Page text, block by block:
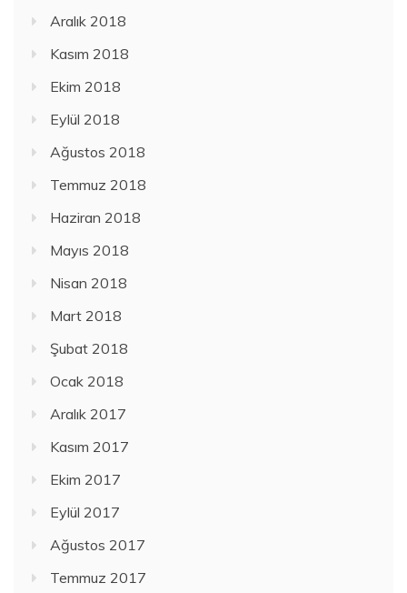
Aralık 2018
Kasım 2018
Ekim 2018
Eylül 2018
Ağustos 2018
Temmuz 2018
Haziran 2018
Mayıs 2018
Nisan 2018
Mart 2018
Şubat 2018
Ocak 2018
Aralık 2017
Kasım 2017
Ekim 2017
Eylül 2017
Ağustos 2017
Temmuz 2017